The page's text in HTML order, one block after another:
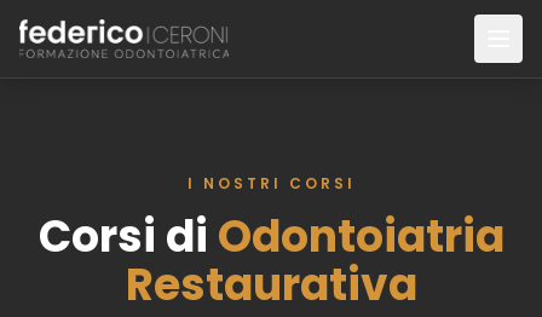
Skip to content
Conservativa Diretta
I NOSTRI CORSI
Corsi di Odontoiatria
Restaurativa